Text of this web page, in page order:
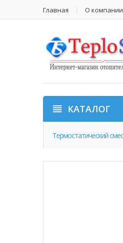
Главная О компании
КАТАЛОГ
Термостатический